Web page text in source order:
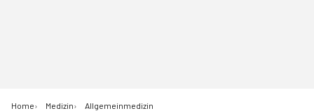
Home Medizin
Allgemeinmedizin